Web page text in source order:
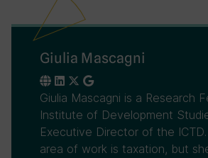
Giulia Mascagni
Giulia Mascagni is a Research
Institute of Development
Executive Director of the
area of work is taxation, but